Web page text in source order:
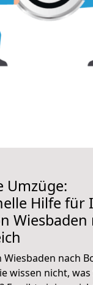
Umzüge:
Hilfe für
Wiesbaden
nach
wissen nicht,